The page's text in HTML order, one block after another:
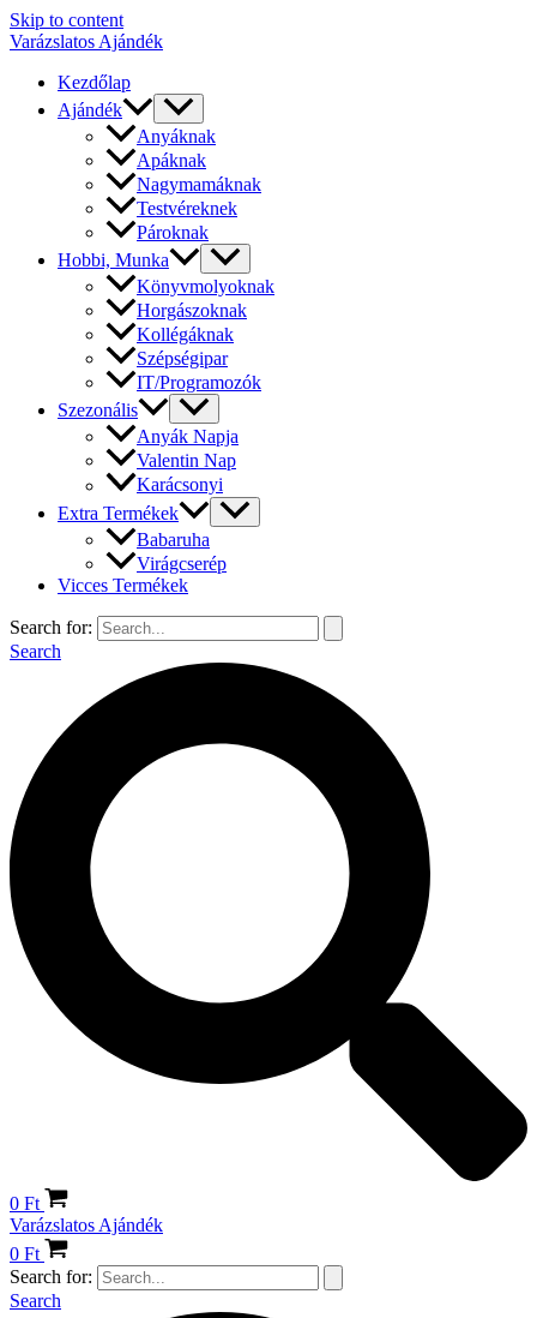
Skip to content
Varázslatos Ajándék
Kezdőlap
Ajándék
Anyáknak
Apáknak
Nagymamáknak
Testvéreknek
Pároknak
Hobbi, Munka
Könyvmolyoknak
Horgászoknak
Kollégáknak
Szépségipar
IT/Programozók
Szezonális
Anyák Napja
Valentin Nap
Karácsonyi
Extra Termékek
Babaruha
Virágcserép
Vicces Termékek
Search for:
Search
0 Ft
Varázslatos Ajándék
0 Ft
Search for:
Search